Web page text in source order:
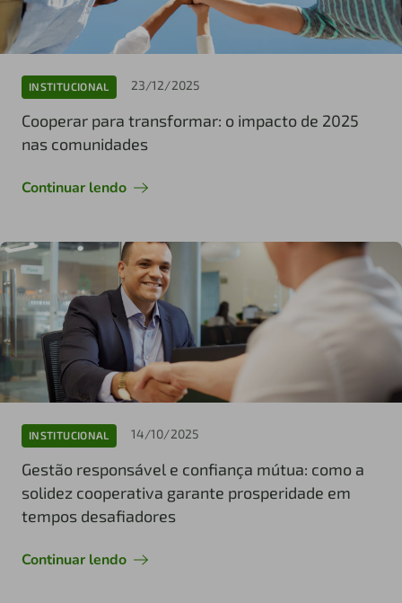
INSTITUCIONAL 23/12/2025
Cooperar para transformar: o impacto de 2025
nas comunidades
Continuar lendo
INSTITUCIONAL 14/10/2025
Gestão responsável e confiança mútua: como a
solidez cooperativa garante prosperidade em
tempos desafiadores
Continuar lendo